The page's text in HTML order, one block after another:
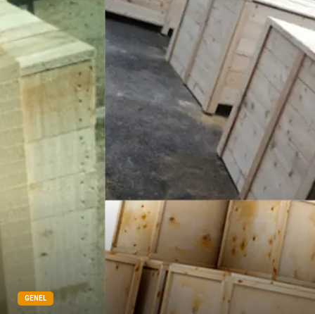
Bakım Aksesuar
Sağlık Haberleri Blogroll
Spor Malzemeleri Hediyelik Eşya
Acil ve İlkyardım
GENEL